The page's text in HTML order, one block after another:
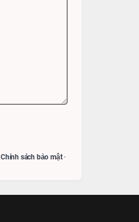
Chính sách bảo mật·